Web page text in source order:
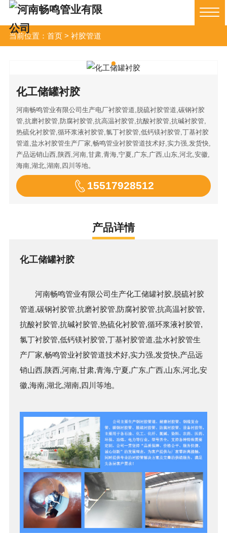
当前位置： 首页> 衬胶管道
化工储罐衬胶
河南畅鸣管业有限公司生产电厂衬胶管道,脱硫衬胶管道,碳钢衬胶
管,抗磨衬胶管,防腐衬胶管,抗高温衬胶管,抗酸衬胶管,抗碱衬胶管,
热硫化衬胶管,循环浆液衬胶管,氯丁衬胶管,低钙镁衬胶管,丁基衬胶
管道,盐水衬胶管生产厂家,畅鸣管业衬胶管道技术好,实力强,发货快,
产品远销山西,陕西,河南,甘肃,青海,宁夏,广东,广西,山东,河北,安徽,
海南,湖北,湖南,四川等地。
15517928512
产品详情
化工储罐衬胶
河南畅鸣管业有限公司生产化工储罐衬胶,脱硫衬胶
管道,碳钢衬胶管,抗磨衬胶管,防腐衬胶管,抗高温衬胶管,
抗酸衬胶管,抗碱衬胶管,热硫化衬胶管,循环浆液衬胶管,
氯丁衬胶管,低钙镁衬胶管,丁基衬胶管道,盐水衬胶管生
产厂家,畅鸣管业衬胶管道技术好,实力强,发货快,产品远
销山西,陕西,河南,甘肃,青海,宁夏,广东,广西,山东,河北,安
徽,海南,湖北,湖南,四川等地。